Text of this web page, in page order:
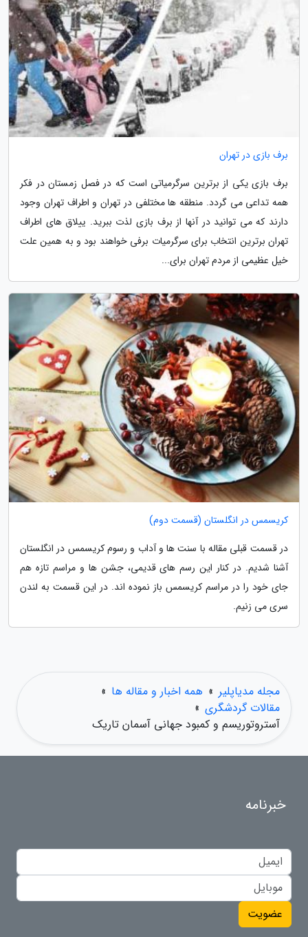
برف بازی در تهران
برف بازی یکی از برترین سرگرمیاتی است که در فصل زمستان در فکر
همه تداعی می گردد. منطقه ها مختلفی در تهران و اطراف تهران وجود
دارند که می توانید در آنها از برف بازی لذت ببرید. ییلاق های اطراف
تهران برترین انتخاب برای سرگرمیات برفی خواهند بود و به همین علت
خیل عظیمی از مردم تهران برای...
کریسمس در انگلستان (قسمت دوم)
در قسمت قبلی مقاله با سنت ها و آداب و رسوم کریسمس در انگلستان
آشنا شدیم. در کنار این رسم های قدیمی، جشن ها و مراسم تازه هم
جای خود را در مراسم کریسمس باز نموده اند. در این قسمت به لندن
سری می زنیم.
مجله مدیاپلیر » همه اخبار و مقاله ها »
مقالات گردشگری »
آستروتوریسم و کمبود جهانی آسمان تاریک
خبرنامه
عضویت